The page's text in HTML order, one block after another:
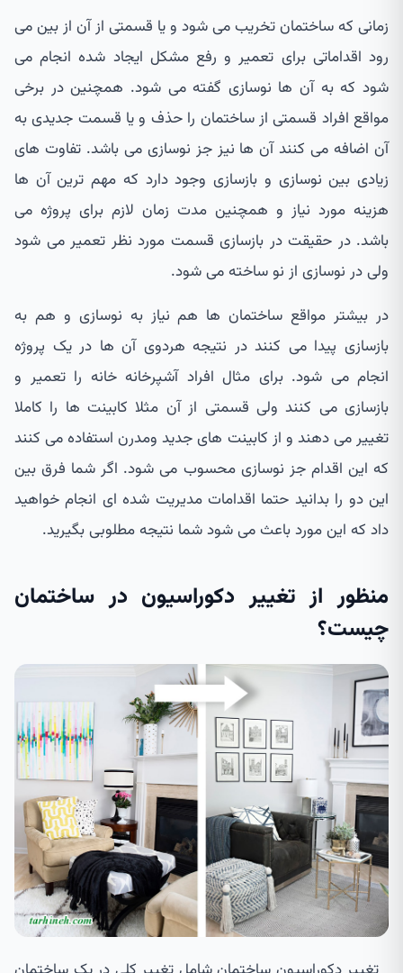
زمانی که ساختمان تخریب می شود و یا قسمتی از آن از بین می
رود اقداماتی برای تعمیر و رفع مشکل ایجاد شده انجام می
شود که به آن ها نوسازی گفته می شود. همچنین در برخی
مواقع افراد قسمتی از ساختمان را حذف و یا قسمت جدیدی به
آن اضافه می کنند آن ها نیز جز نوسازی می باشد. تفاوت های
زیادی بین نوسازی و بازسازی وجود دارد که مهم ترین آن ها
هزینه مورد نیاز و همچنین مدت زمان لازم برای پروژه می
باشد. در حقیقت در بازسازی قسمت مورد نظر تعمیر می شود
ولی در نوسازی از نو ساخته می شود.
در بیشتر مواقع ساختمان ها هم نیاز به نوسازی و هم به
بازسازی پیدا می کنند در نتیجه هردوی آن ها در یک پروژه
انجام می شود. برای مثال افراد آشپرخانه خانه را تعمیر و
بازسازی می کنند ولی قسمتی از آن مثلا کابینت ها را کاملا
تغییر می دهند و از کابینت های جدید ومدرن استفاده می کنند
که این اقدام جز نوسازی محسوب می شود. اگر شما فرق بین
این دو را بدانید حتما اقدامات مدیریت شده ای انجام خواهید
داد که این مورد باعث می شود شما نتیجه مطلوبی بگیرید.
منظور از تغییر دکوراسیون در ساختمان
چیست؟